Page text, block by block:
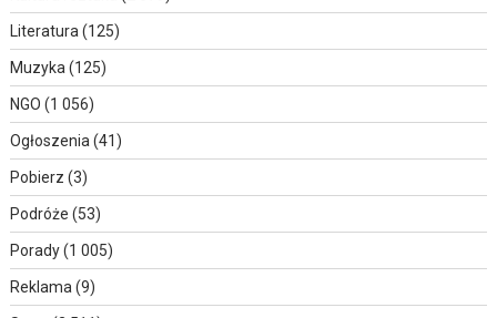
Literatura(125)
Muzyka(125)
NGO (1 056)
Ogłoszenia(41)
Pobierz (3)
Podróże (53)
Porady(1 005)
Reklama(9)